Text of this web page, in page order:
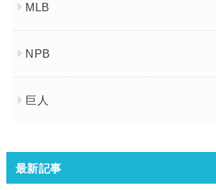
MLB
NPB
巨人
最新記事